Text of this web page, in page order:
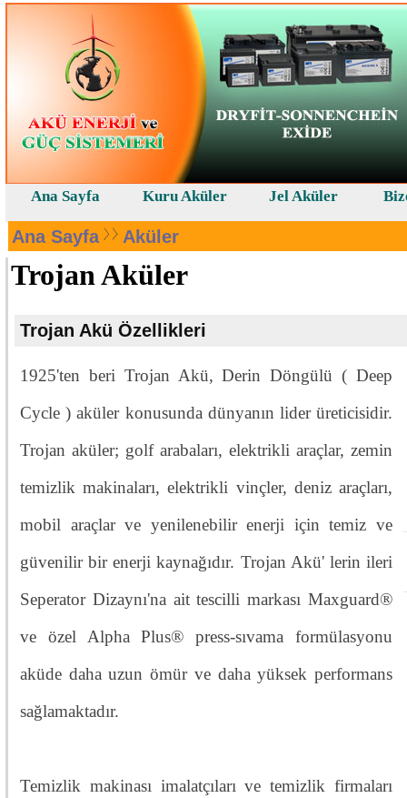
Ana Sayfa Aküler
Trojan Aküler
Trojan Akü Özellikleri
1925'ten beri Trojan Akü, Derin Döngülü ( Deep
Cycle ) aküler konusunda dünyanın lider üreticisidir.
Trojan aküler; golf arabaları, elektrikli araçlar, zemin
temizlik makinaları, elektrikli vinçler, deniz araçları,
mobil araçlar ve yenilenebilir enerji için temiz ve
güvenilir bir enerji kaynağıdır. Trojan Akü' lerin ileri
Seperator Dizaynı'na ait tescilli markası Maxguard®
ve özel Alpha Plus® press-sıvama formülasyonu
aküde daha uzun ömür ve daha yüksek performans
sağlamaktadır.
Temizlik makinası imalatçıları ve temizlik firmaları
Ana Sayfa Kuru Aküler Jel Aküler